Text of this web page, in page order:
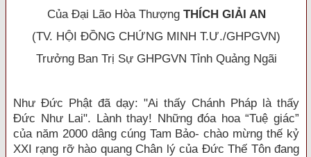
Của Ðại Lão Hòa ThượngTHÍCH GIẢI AN
(TV. HỘI ÐỒNG CHỨNG MINH T.Ư./GHPGVN)
Trưởng Ban Trị Sự GHPGVN Tỉnh Quảng Ngãi
Như Ðức Phật đã dạy: "Ai thấy Chánh Pháp là thấy
Ðức Như Lai". Lành thay! Những đóa hoa “Tuệ giác”
của năm 2000 dâng cúng Tam Bảo- chào mừng thế kỷ
XXI rạng rỡ hào quang Chân lý của Ðức Thế Tôn đang